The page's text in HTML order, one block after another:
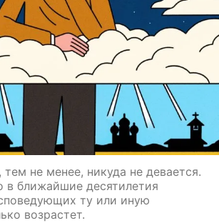
тем не менее, никуда не девается.
в ближайшие десятилетия
ту или иную
возрастет.